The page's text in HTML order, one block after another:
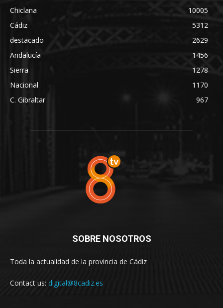
Chiclana
10005
Cádiz
5312
destacado
2629
Andalucía
1456
Sierra
1278
Nacional
1170
C. Gibraltar
967
SOBRE NOSOTROS
Toda la actualidad de la provincia de Cádiz
Contact us: digital@8cadiz.es